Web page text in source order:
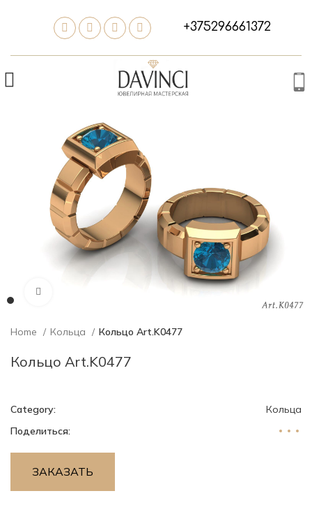
+375296661372
Нажмите, чтобы увеличить изображение
Home Кольца Кольцо Art.K0477
Кольцо Art.K0477
Category:
Кольца
Поделиться:
ЗАКАЗАТЬ